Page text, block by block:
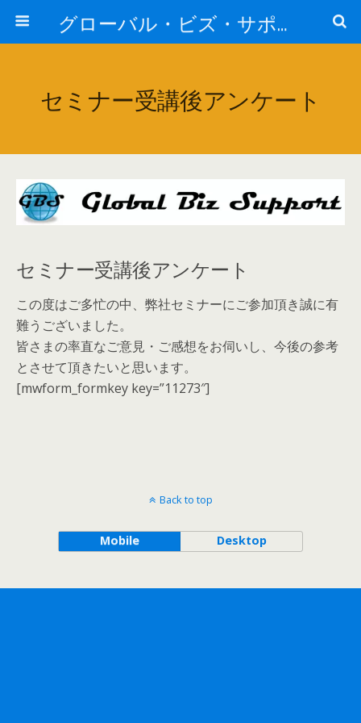
グローバル・ビズ・サポート株式会社
セミナー受講後アンケート
セミナー受講後アンケート
この度はご多忙の中、弊社セミナーにご参加頂き誠に有
難うございました。
皆さまの率直なご意見・ご感想をお伺いし、今後の参考
とさせて頂きたいと思います。
[mwform_formkey key=”11273″]
Back to top
Mobile Desktop